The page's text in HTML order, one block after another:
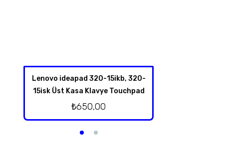
Lenovo ideapad 320-15ikb, 320-
15isk Üst Kasa Klavye Touchpad
₺650,00